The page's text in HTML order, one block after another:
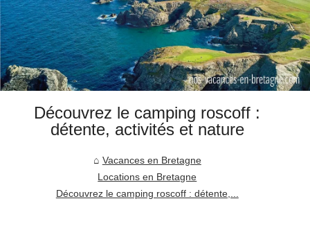
Découvrez le camping roscoff :
détente, activités et nature
Vacances en Bretagne
Locations en Bretagne
Découvrez le camping roscoff : détente,...